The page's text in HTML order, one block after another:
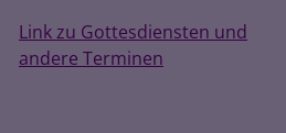
Link zu Gottesdiensten und
andere Terminen